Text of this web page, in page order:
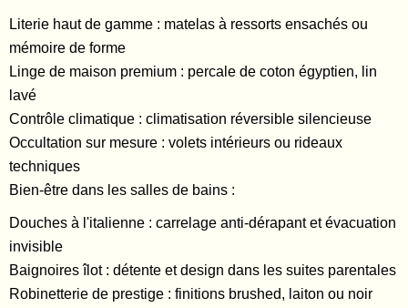
Literie haut de gamme : matelas à ressorts ensachés ou
mémoire de forme
Linge de maison premium : percale de coton égyptien, lin
lavé
Contrôle climatique : climatisation réversible silencieuse
Occultation sur mesure : volets intérieurs ou rideaux
techniques
Bien-être dans les salles de bains :
Douches à l'italienne : carrelage anti-dérapant et évacuation
invisible
Baignoires îlot : détente et design dans les suites parentales
Robinetterie de prestige : finitions brushed, laiton ou noir